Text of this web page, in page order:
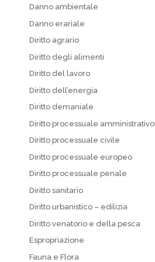
Danno ambientale
Danno erariale
Diritto agrario
Diritto degli alimenti
Diritto del lavoro
Diritto dell’energia
Diritto demaniale
Diritto processuale amministrativo
Diritto processuale civile
Diritto processuale europeo
Diritto processuale penale
Diritto sanitario
Diritto urbanistico – edilizia
Diritto venatorio e della pesca
Espropriazione
Fauna e Flora